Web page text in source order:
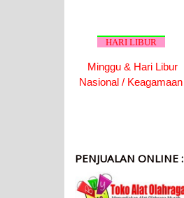
HARI LIBUR
Minggu & Hari Libur
Nasional / Keagamaan
PENJUALAN ONLINE :